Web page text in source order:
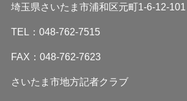
埼玉県さいたま市浦和区元町1-6-12-101
TEL：048-762-7515
FAX：048-762-7623
さいたま市地方記者クラブ